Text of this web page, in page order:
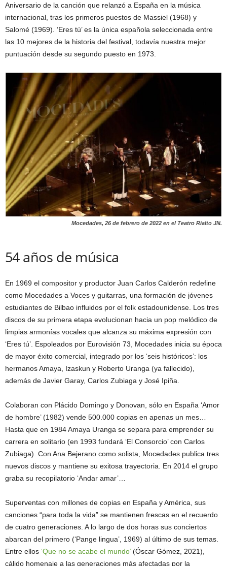
Aniversario de la canción que relanzó a España en la música
internacional, tras los primeros puestos de Massiel (1968) y
Salomé (1969). ‘Eres tú’ es la única española seleccionada entre
las 10 mejores de la historia del festival, todavía nuestra mejor
puntuación desde su segundo puesto en 1973.
Mocedades, 26 de febrero de 2022 en el Teatro Rialto JN.
54 años de música
En 1969 el compositor y productor Juan Carlos Calderón redefine
como Mocedades a Voces y guitarras, una formación de jóvenes
estudiantes de Bilbao influidos por el folk estadounidense. Los tres
discos de su primera etapa evolucionan hacia un pop melódico de
limpias armonías vocales que alcanza su máxima expresión con
‘Eres tú’. Espoleados por Eurovisión 73, Mocedades inicia su época
de mayor éxito comercial, integrado por los ‘seis históricos’: los
hermanos Amaya, Izaskun y Roberto Uranga (ya fallecido),
además de Javier Garay, Carlos Zubiaga y José Ipiña.
Colaboran con Plácido Domingo y Donovan, sólo en España ‘Amor
de hombre’ (1982) vende 500.000 copias en apenas un mes…
Hasta que en 1984 Amaya Uranga se separa para emprender su
carrera en solitario (en 1993 fundará ‘El Consorcio’ con Carlos
Zubiaga). Con Ana Bejerano como solista, Mocedades publica tres
nuevos discos y mantiene su exitosa trayectoria. En 2014 el grupo
graba su recopilatorio ‘Andar amar’…
Superventas con millones de copias en España y América, sus
canciones “para toda la vida” se mantienen frescas en el recuerdo
de cuatro generaciones. A lo largo de dos horas sus conciertos
abarcan del primero (‘Pange lingua’, 1969) al último de sus temas.
Entre ellos ‘Que no se acabe el mundo’(Óscar Gómez, 2021),
cálido homenaje a las generaciones más afectadas por la